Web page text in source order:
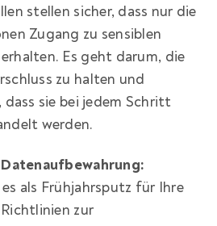
stellen sicher, dass nur die
Zugang zu sensiblen
Es geht darum, die
zu halten und
dass sie bei jedem Schritt
werden.
als Frühjahrsputz für Ihre
zur